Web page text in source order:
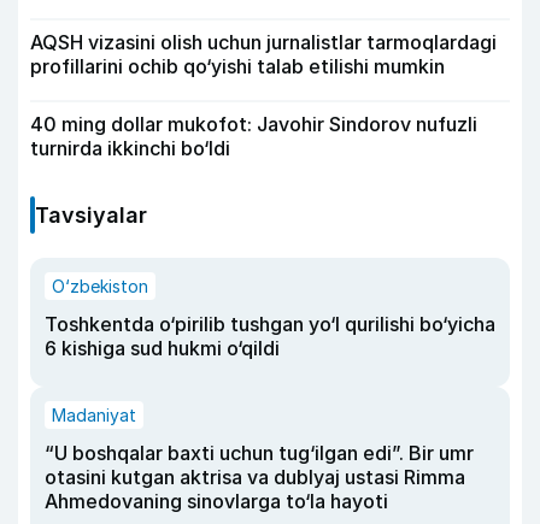
AQSH vizasini olish uchun jurnalistlar tarmoqlardagi
profillarini ochib qo‘yishi talab etilishi mumkin
40 ming dollar mukofot: Javohir Sindorov nufuzli
turnirda ikkinchi bo‘ldi
Tavsiyalar
O‘zbekiston
Toshkentda o‘pirilib tushgan yo‘l qurilishi bo‘yicha
6 kishiga sud hukmi o‘qildi
Madaniyat
“U boshqalar baxti uchun tug‘ilgan edi”. Bir umr
otasini kutgan aktrisa va dublyaj ustasi Rimma
Ahmedovaning sinovlarga to‘la hayoti